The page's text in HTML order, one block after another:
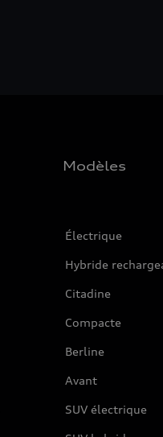
Modèles
Électrique
Hybride
Citadine
Compacte
Berline
Avant
SUV électrique